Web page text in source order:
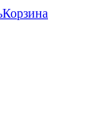
Корзина